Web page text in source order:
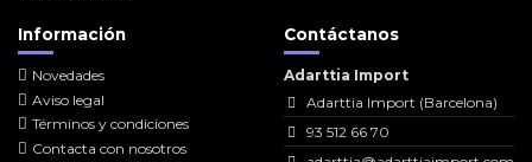
Información
Novedades
Aviso legal
Términos y condiciones
Contacta con nosotros
Contáctanos
Adarttia Import
Adarttia Import (Barcelona)
93 512 66 70